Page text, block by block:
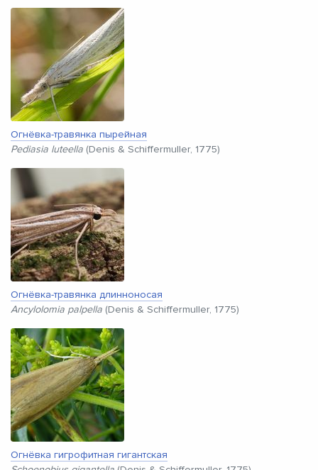
Огнёвка-травянка пырейная
Pediasia luteella (Denis & Schiffermuller, 1775)
Огнёвка-травянка длинноносая
Ancylolomia palpella (Denis & Schiffermuller, 1775)
Огнёвка гигрофитная гигантская